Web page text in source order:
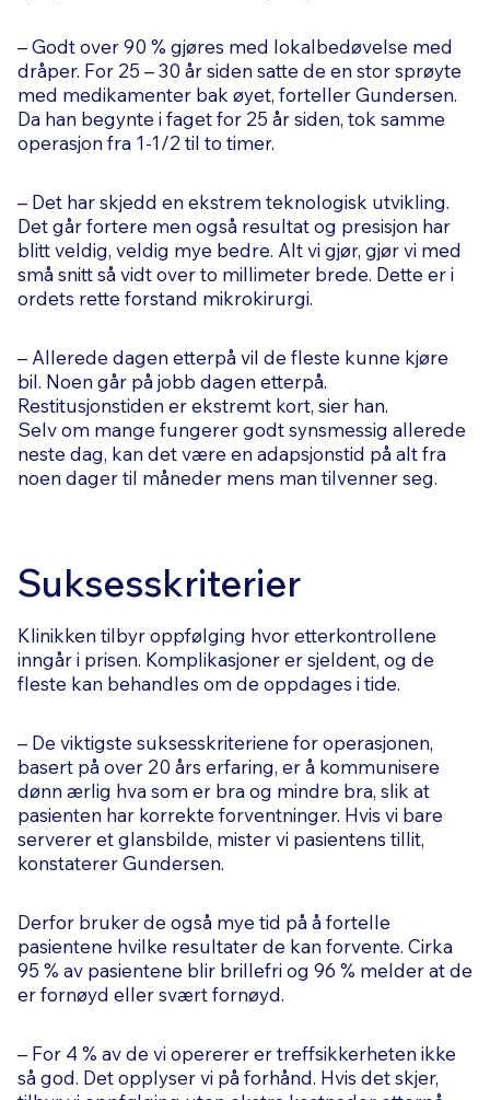
– Godt over 90 % gjøres med lokalbedøvelse med
dråper. For 25 – 30 år siden satte de en stor sprøyte
med medikamenter bak øyet, forteller Gundersen.
Da han begynte i faget for 25 år siden, tok samme
operasjon fra 1-1/2 til to timer.
– Det har skjedd en ekstrem teknologisk utvikling.
Det går fortere men også resultat og presisjon har
blitt veldig, veldig mye bedre. Alt vi gjør, gjør vi med
små snitt så vidt over to millimeter brede. Dette er i
ordets rette forstand mikrokirurgi.
– Allerede dagen etterpå vil de fleste kunne kjøre
bil. Noen går på jobb dagen etterpå.
Restitusjonstiden er ekstremt kort, sier han.
Selv om mange fungerer godt synsmessig allerede
neste dag, kan det være en adapsjonstid på alt fra
noen dager til måneder mens man tilvenner seg.
Suksesskriterier
Klinikken tilbyr oppfølging hvor etterkontrollene
inngår i prisen. Komplikasjoner er sjeldent, og de
fleste kan behandles om de oppdages i tide.
– De viktigste suksesskriteriene for operasjonen,
basert på over 20 års erfaring, er å kommunisere
dønn ærlig hva som er bra og mindre bra, slik at
pasienten har korrekte forventninger. Hvis vi bare
serverer et glansbilde, mister vi pasientens tillit,
konstaterer Gundersen.
Derfor bruker de også mye tid på å fortelle
pasientene hvilke resultater de kan forvente. Cirka
95 % av pasientene blir brillefri og 96 % melder at de
er fornøyd eller svært fornøyd.
– For 4 % av de vi opererer er treffsikkerheten ikke
så god. Det opplyser vi på forhånd. Hvis det skjer,